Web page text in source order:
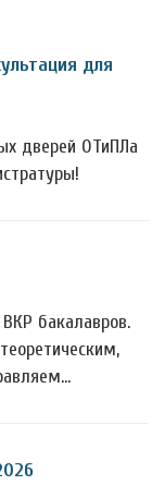
для
дверей ОТиПЛа
бакалавров.